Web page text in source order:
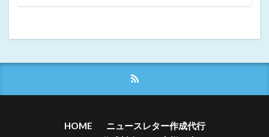
HOME
ニュースレター作成代行